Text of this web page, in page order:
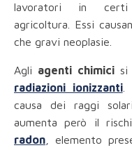
lavoratori in
agricoltura. Essi
che gravi neoplasie.
Agli agenti chimicisi
radiazioni ionizzanti.
causa dei raggi
aumenta però il
radon , elemento